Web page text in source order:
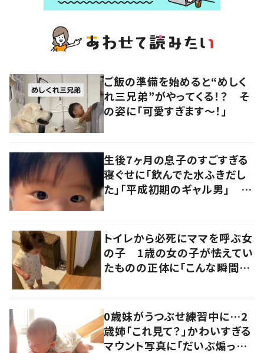
ご飯の準備を始めると“めしく
れ三兄弟”がやってくる！？ そ
の姿に「可愛すぎます〜！」
生後7ヶ月の息子のすごすぎる
寝ぐせに「飲んでた水ふきだし
た」「平成初期のギャル男」 実
トイレから必死にママを呼ぶ女
の子 1歳の女の子が怯えてい
たものの正体に「こんな瞬間
0歳妹がうつぶせ練習中に…2
歳姉「これ見て？」かわいすぎる
マウント写真に「だいぶ煽って